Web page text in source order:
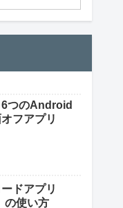
つのAndroid
フアプリ
ドアプリ
の使い方